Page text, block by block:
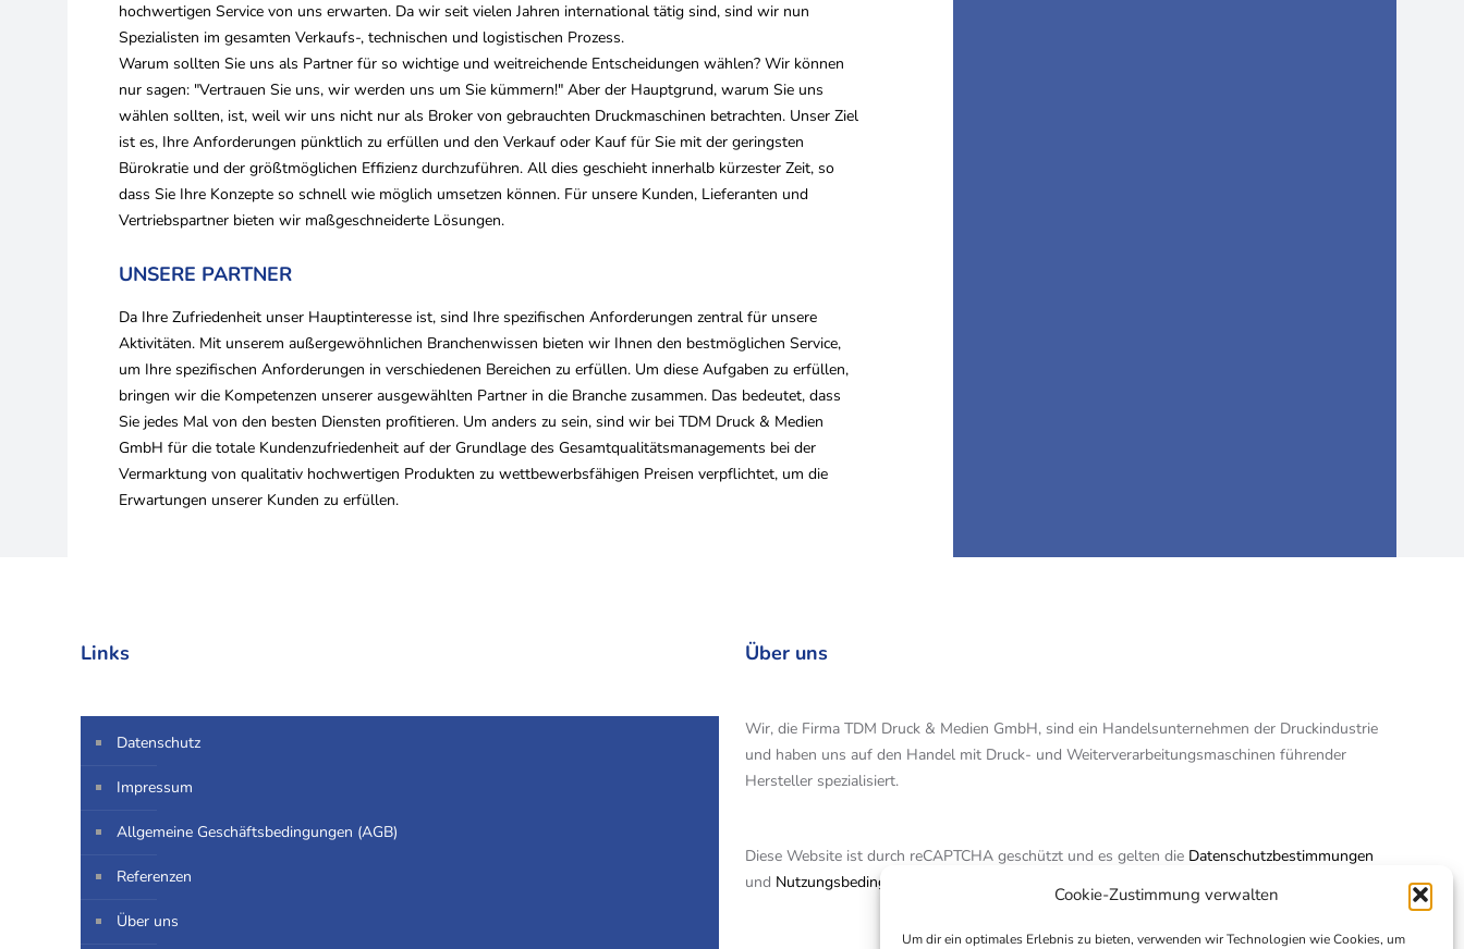
Cookie-Zustimmung verwalten
Um dir ein optimales Erlebnis zu bieten, verwenden wir Technologien wie Cookies, um
hochwertigen Service von uns erwarten. Da wir seit vielen Jahren international tätig sind, sind wir nun
Spezialisten im gesamten Verkaufs-, technischen und logistischen Prozess.
Warum sollten Sie uns als Partner für so wichtige und weitreichende Entscheidungen wählen? Wir können
nur sagen: "Vertrauen Sie uns, wir werden uns um Sie kümmern!" Aber der Hauptgrund, warum Sie uns
wählen sollten, ist, weil wir uns nicht nur als Broker von gebrauchten Druckmaschinen betrachten. Unser Ziel
ist es, Ihre Anforderungen pünktlich zu erfüllen und den Verkauf oder Kauf für Sie mit der geringsten
Bürokratie und der größtmöglichen Effizienz durchzuführen. All dies geschieht innerhalb kürzester Zeit, so
dass Sie Ihre Konzepte so schnell wie möglich umsetzen können. Für unsere Kunden, Lieferanten und
Vertriebspartner bieten wir maßgeschneiderte Lösungen.
UNSERE PARTNER
Da Ihre Zufriedenheit unser Hauptinteresse ist, sind Ihre spezifischen Anforderungen zentral für unsere
Aktivitäten. Mit unserem außergewöhnlichen Branchenwissen bieten wir Ihnen den bestmöglichen Service,
um Ihre spezifischen Anforderungen in verschiedenen Bereichen zu erfüllen. Um diese Aufgaben zu erfüllen,
bringen wir die Kompetenzen unserer ausgewählten Partner in die Branche zusammen. Das bedeutet, dass
Sie jedes Mal von den besten Diensten profitieren. Um anders zu sein, sind wir bei TDM Druck & Medien
GmbH für die totale Kundenzufriedenheit auf der Grundlage des Gesamtqualitätsmanagements bei der
Vermarktung von qualitativ hochwertigen Produkten zu wettbewerbsfähigen Preisen verpflichtet, um die
Erwartungen unserer Kunden zu erfüllen.
Links
Datenschutz
Impressum
Allgemeine Geschäftsbedingungen (AGB)
Referenzen
Über uns
Über uns
Wir, die Firma TDM Druck & Medien GmbH, sind ein Handelsunternehmen der Druckindustrie
und haben uns auf den Handel mit Druck- und Weiterverarbeitungsmaschinen führender
Hersteller spezialisiert.
Diese Website ist durch reCAPTCHA geschützt und es gelten die Datenschutzbestimmungen
und Nutzungsbedingungen